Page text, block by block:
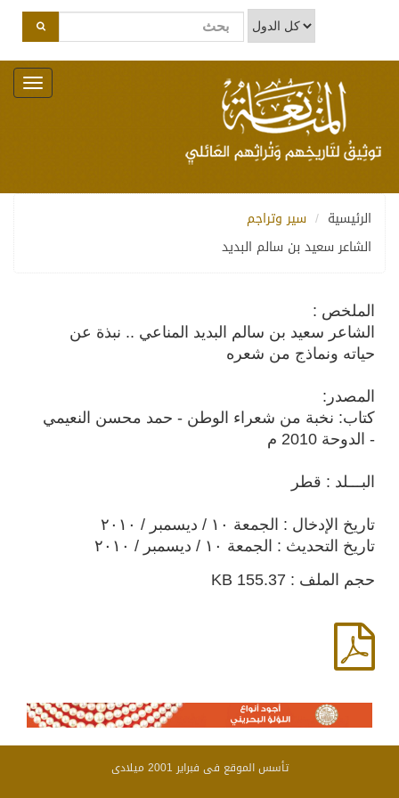
Toggle
navigation
الرئيسية
سير وتراجم
الشاعر سعيد بن سالم البديد
الملخص :
الشاعر سعيد بن سالم البديد المناعي .. نبذة عن
حياته ونماذج من شعره
المصدر:
كتاب: نخبة من شعراء الوطن - حمد محسن النعيمي
- الدوحة 2010 م
البـــلد : قطر
تاريخ الإدخال : الجمعة ١٠ / ديسمبر / ٢٠١٠
تاريخ التحديث : الجمعة ١٠ / ديسمبر / ٢٠١٠
حجم الملف : 155.37 KB
تأسس الموقع فى فبراير 2001 ميلادى